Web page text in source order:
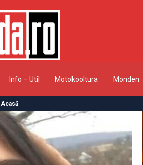
Info – Util Motokooltura Monden
Acasă